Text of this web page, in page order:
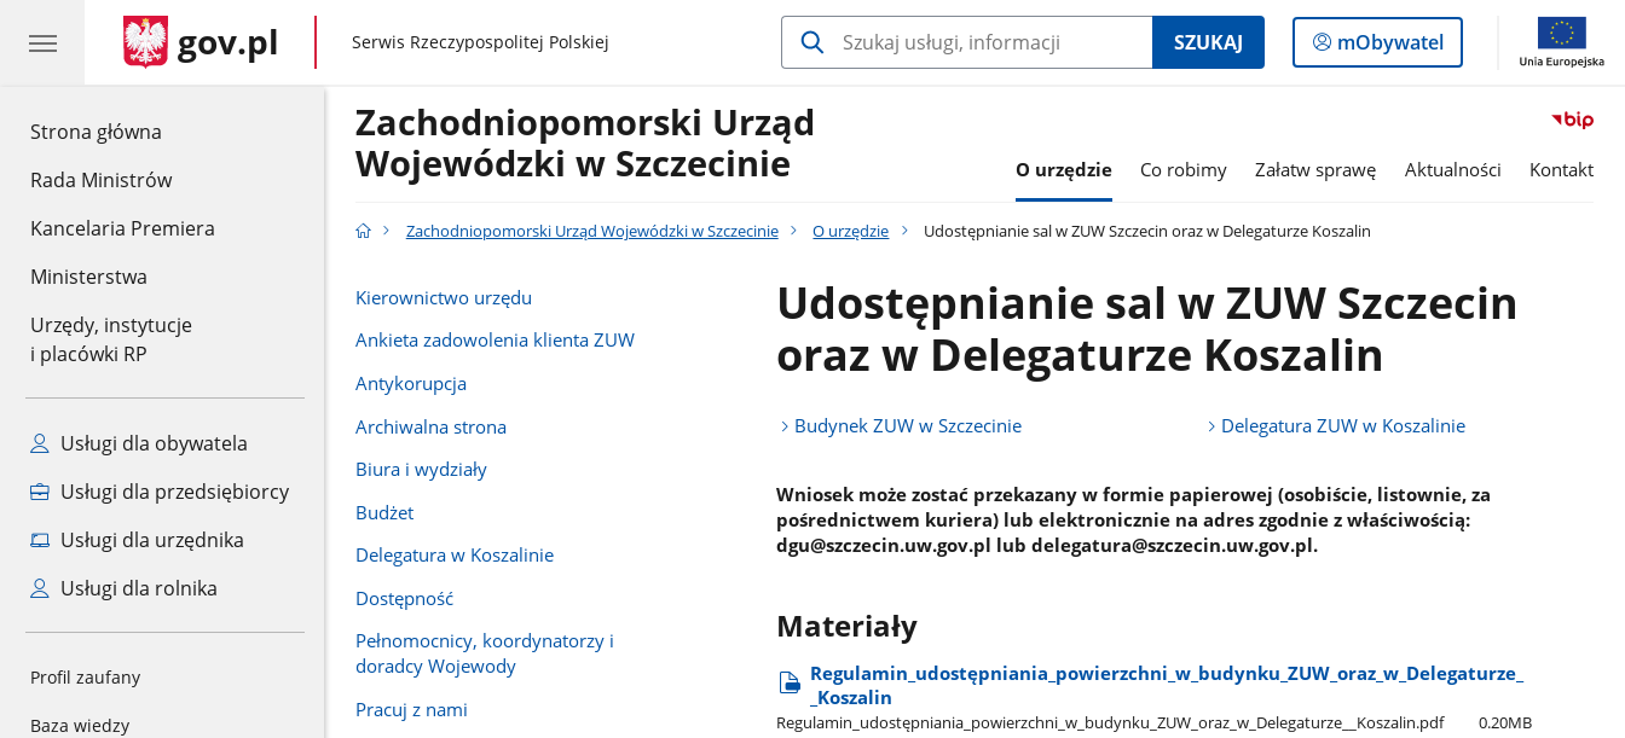
Strona główna
Rada Ministrów
Kancelaria Premiera
Ministerstwa
Urzędy, instytucje
i placówki RP
Usługi dla obywatela
Usługi dla przedsiębiorcy
Usługi dla urzędnika
Usługi dla rolnika
Profil zaufany
Baza wiedzy
gov.pl gov.pl
Serwis Rzeczypospolitej Polskiej SZUKAJ
Logowanie
do
mObywatel
Zachodniopomorski Urząd
Wojewódzki w Szczecinie
O urzędzie Co robimy Załatw sprawę Aktualności Kontakt
Zachodniopomorski Urząd Wojewódzki w Szczecinie O urzędzie Udostępnianie sal w ZUW Szczecin oraz w Delegaturze Koszalin
Kierownictwo urzędu
Ankieta zadowolenia klienta ZUW
Antykorupcja
Archiwalna strona
Biura i wydziały
Budżet
Delegatura w Koszalinie
Dostępność
Pełnomocnicy, koordynatorzy i
doradcy Wojewody
Pracuj z nami
Udostępnianie sal w ZUW Szczecin
oraz w Delegaturze Koszalin
Budynek ZUW w Szczecinie Delegatura ZUW w Koszalinie
Wniosek może zostać przekazany w formie papierowej (osobiście, listownie, za
pośrednictwem kuriera) lub elektronicznie na adres zgodnie z właściwością:
dgu@szczecin.uw.gov.pl lub delegatura@szczecin.uw.gov.pl.
Materiały
Regulamin​_udostępniania​_powierzchni​_w​_budynku​_ZUW​_oraz​_w​_Delegaturze​_​
_Koszalin
Regulamin​_udostępniania​_powierzchni​_w​_budynku​_ZUW​_oraz​_w​_Delegaturze​_​_Koszalin.pdf 0.20MB